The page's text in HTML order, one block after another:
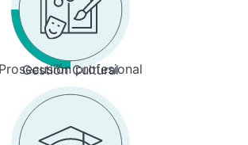
Prosecusión profesional
Gestión Cultural